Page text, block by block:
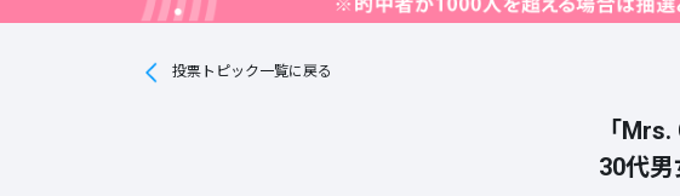
投票トピック一覧に戻る
「
30代